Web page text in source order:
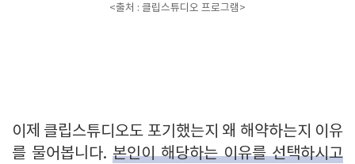
<출처 : 클립스튜디오 프로그램>
이제 클립스튜디오도 포기했는지 왜 해약하는지 이유
를 물어봅니다. 본인이 해당하는 이유를 선택하시고